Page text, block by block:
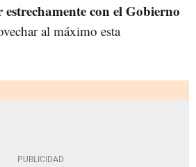
con el Gobierno
al máximo esta